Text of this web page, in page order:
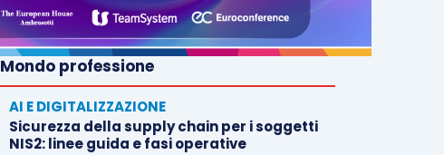
Mondo professione
AI E DIGITALIZZAZIONE
Sicurezza della supply chain per i soggetti
NIS2: linee guida e fasi operative